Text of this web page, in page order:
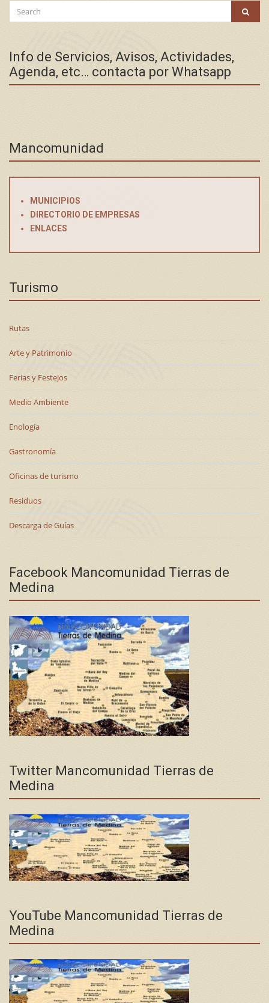
Search
for:
Info de Servicios, Avisos, Actividades,
Agenda, etc… contacta por Whatsapp
Mancomunidad
MUNICIPIOS
DIRECTORIO DE EMPRESAS
ENLACES
Turismo
Rutas
Arte y Patrimonio
Ferias y Festejos
Medio Ambiente
Enología
Gastronomía
Oficinas de turismo
Residuos
Descarga de Guías
Facebook Mancomunidad Tierras de
Medina
Twitter Mancomunidad Tierras de
Medina
YouTube Mancomunidad Tierras de
Medina